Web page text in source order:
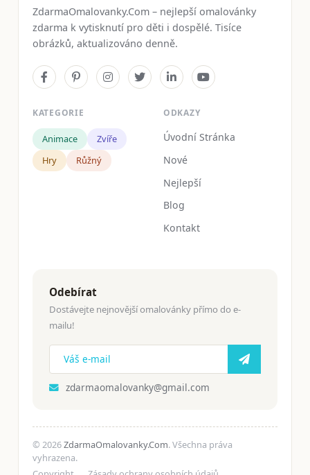
ZdarmaOmalovanky.Com – nejlepší omalovánky
zdarma k vytisknutí pro děti i dospělé. Tisíce
obrázků, aktualizováno denně.
KATEGORIE
Animace
Zvíře
Hry
Růžný
ODKAZY
Úvodní Stránka
Nové
Nejlepší
Blog
Kontakt
Odebírat
Dostávejte nejnovější omalovánky přímo do e-
mailu!
zdarmaomalovanky@gmail.com
© 2026ZdarmaOmalovanky.Com. Všechna práva
vyhrazena.